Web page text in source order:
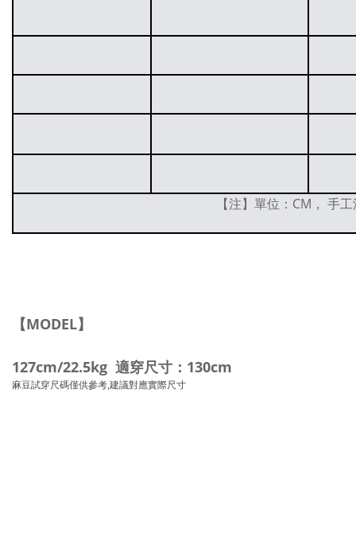
【注】單位：CM， 手
【MODEL】
127cm/22.5kg 適穿尺寸：130cm
麻豆試穿尺碼僅供參考,建議對應實際尺寸